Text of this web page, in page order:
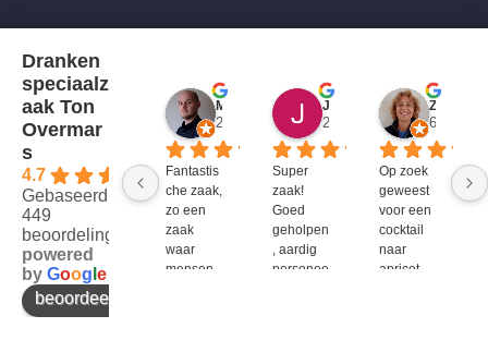
Dranken
speciaalz
aak Ton
Overmar
s
4.7
Gebaseerd op
449
beoordelingen
powered
by Goog e
beoordeel ons op
2 jaar geleden
Fantastis
che zaak,
zo een
zaak
waar
mensen
2 jaar geleden
Super
zaak!
Goed
geholpen
, aardig
personee
6 jaar
Op zoek
geweest
voor een
cocktail
naar
apricot